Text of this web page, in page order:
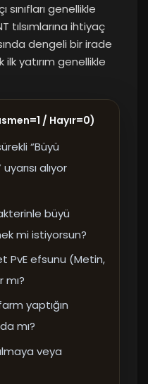
genellikle
tılsımlarına ihtiyaç
dengeli bir irade
yatırım genellikle
/ Hayır=0)
“Büyü
alıyor
büyü
mi istiyorsun?
PvE efsunu (Metin,
yaptığın
mı?
veya